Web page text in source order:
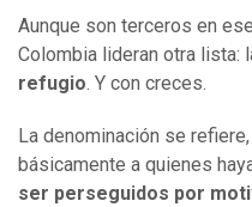
Aunque son terceros en
Colombia lideran otra lista:
refugio. Y con creces.
La denominación se
básicamente a quienes
ser perseguidos por